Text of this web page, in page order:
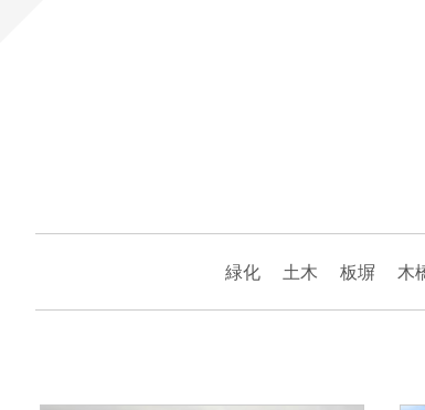
緑化 土木 板塀 木